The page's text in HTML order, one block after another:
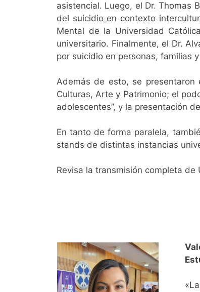
asistencial. Luego, el Dr. Thomas
del suicidio en contexto
Mental de la Universidad
universitario. Finalmente, el Dr.
por suicidio en personas, familias
Además de esto, se presentaron
Culturas, Arte y Patrimonio; el
adolescentes”, y la presentación
En tanto de forma paralela,
stands de distintas instancias
Revisa la transmisión completa de